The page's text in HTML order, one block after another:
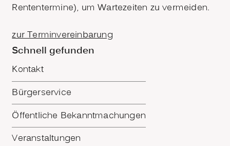
Rententermine), um Wartezeiten zu vermeiden.
zur Terminvereinbarung
Schnell gefunden
Kontakt
Bürgerservice
Öffentliche Bekanntmachungen
Veranstaltungen